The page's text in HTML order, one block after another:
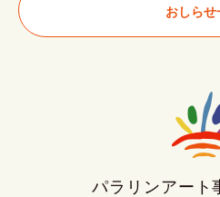
おしら
パラリンアート